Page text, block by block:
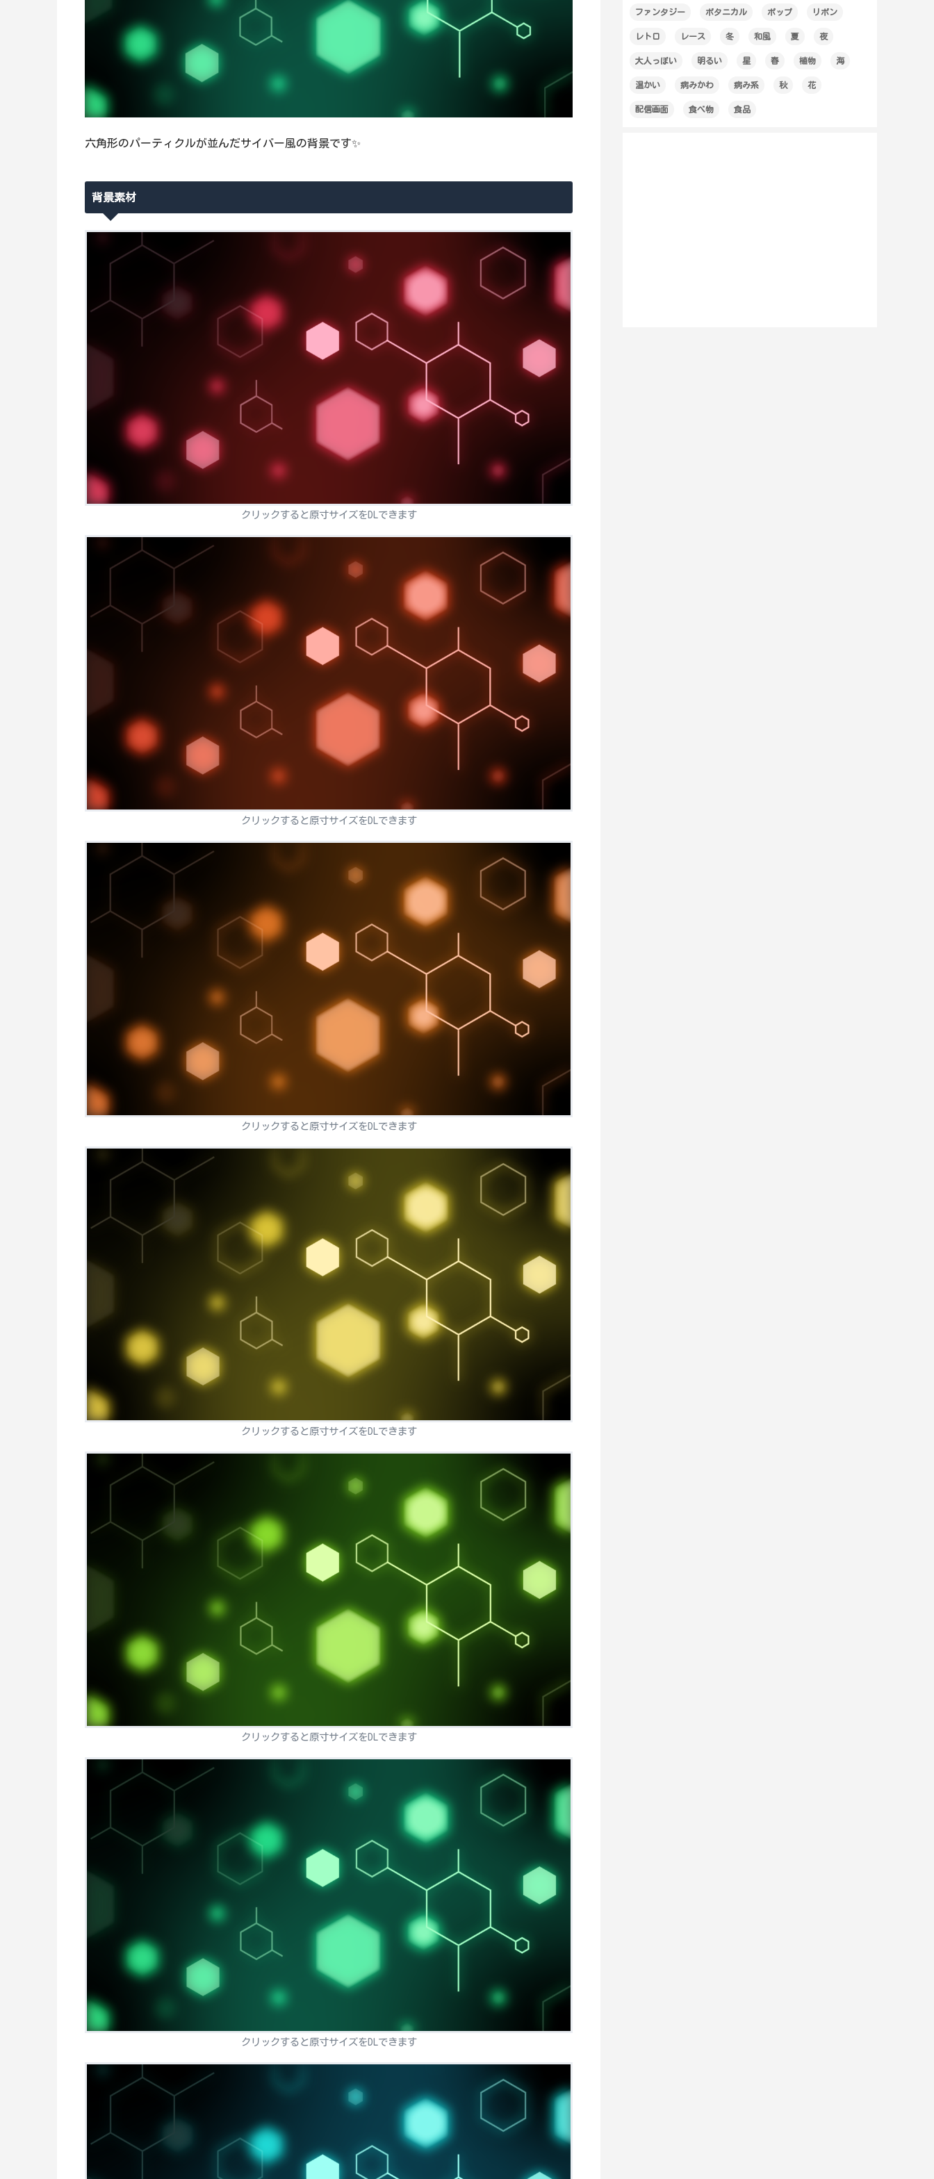
六角形のパーティクルが並んだサイバー風の背景です✨
背景素材
クリックすると原寸サイズをDLできます
クリックすると原寸サイズをDLできます
クリックすると原寸サイズをDLできます
クリックすると原寸サイズをDLできます
クリックすると原寸サイズをDLできます
クリックすると原寸サイズをDLできます
ファンタジー ボタニカル ポップ リボン
レトロ レース 冬 和風 夏 夜
大人っぽい 明るい 星 春 植物 海
温かい 病みかわ 病み系 秋 花
配信画面 食べ物 食品